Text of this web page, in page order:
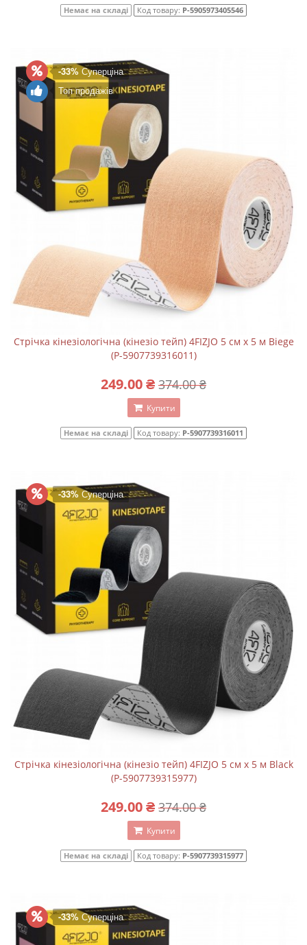
Немає на складі Код товару: P-5905973405546
-33%Суперціна
Топ продажів
Стрічка кінезіологічна (кінезіо тейп) 4FIZJO 5 см x 5 м Biege
(P-5907739316011)
249.00 ₴ 374.00 ₴
Купити
Немає на складі Код товару: P-5907739316011
-33%Суперціна
Стрічка кінезіологічна (кінезіо тейп) 4FIZJO 5 см x 5 м Black
(P-5907739315977)
249.00 ₴ 374.00 ₴
Купити
Немає на складі Код товару: P-5907739315977
-33%Суперціна